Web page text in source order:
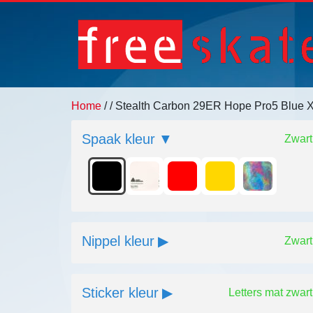
Home // Stealth Carbon 29ER Hope Pro5 Blue
Spaak kleur Zwart
Nippel kleur Zwart
Sticker kleur Letters mat zwart